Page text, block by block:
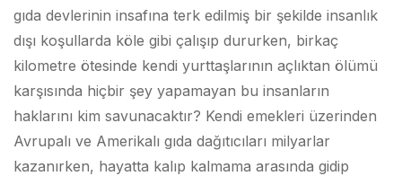
gıda devlerinin insafına terk edilmiş bir şekilde insanlık
dışı koşullarda köle gibi çalışıp dururken, birkaç
kilometre ötesinde kendi yurttaşlarının açlıktan ölümü
karşısında hiçbir şey yapamayan bu insanların
haklarını kim savunacaktır? Kendi emekleri üzerinden
Avrupalı ve Amerikalı gıda dağıtıcıları milyarlar
kazanırken, hayatta kalıp kalmama arasında gidip